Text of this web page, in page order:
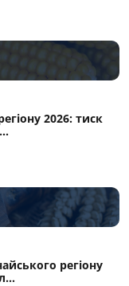
2026: тиск
регіону